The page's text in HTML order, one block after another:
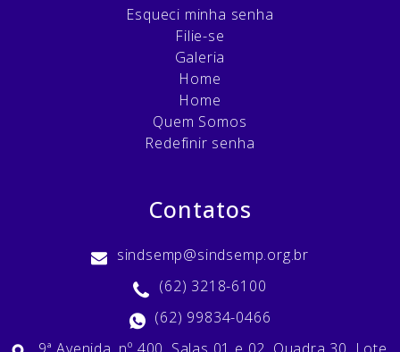
Esqueci minha senha
Filie-se
Galeria
Home
Home
Quem Somos
Redefinir senha
Contatos
sindsemp@sindsemp.org.br
(62) 3218-6100
(62) 99834-0466